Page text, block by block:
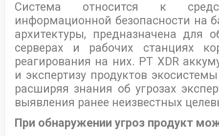
Система относится к
информационной безопасности на
архитектуры, предназначена для
серверах и рабочих станциях
реагирования на них. PT XDR
и экспертизу продуктов
расширяя знания об угрозах
выявления ранее неизвестных
При обнаружении угроз продукт